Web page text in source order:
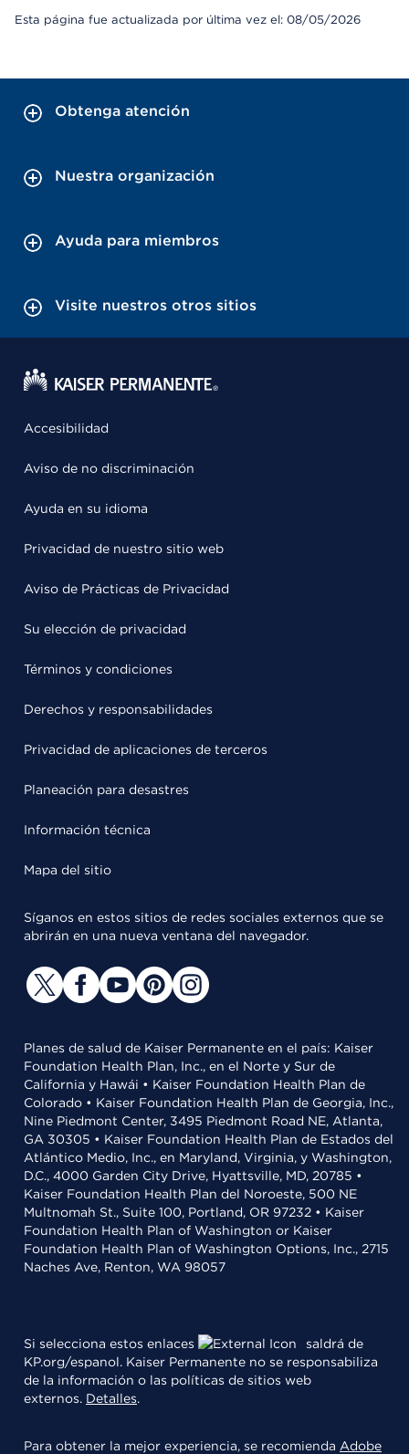
Esta página fue actualizada por última vez el: 08/05/2026
Obtenga atención
Nuestra organización
Ayuda para miembros
Visite nuestros otros sitios
Accesibilidad
Aviso de no discriminación
Ayuda en su idioma
Privacidad de nuestro sitio web
Aviso de Prácticas de Privacidad
Su elección de privacidad
Términos y condiciones
Derechos y responsabilidades
Privacidad de aplicaciones de terceros
Planeación para desastres
Información técnica
Mapa del sitio
Síganos en estos sitios de redes sociales externos que se
abrirán en una nueva ventana del navegador.
Planes de salud de Kaiser Permanente en el país: Kaiser
Foundation Health Plan, Inc., en el Norte y Sur de
California y Hawái • Kaiser Foundation Health Plan de
Colorado • Kaiser Foundation Health Plan de Georgia, Inc.,
Nine Piedmont Center, 3495 Piedmont Road NE, Atlanta,
GA 30305 • Kaiser Foundation Health Plan de Estados del
Atlántico Medio, Inc., en Maryland, Virginia, y Washington,
D.C., 4000 Garden City Drive, Hyattsville, MD, 20785 •
Kaiser Foundation Health Plan del Noroeste, 500 NE
Multnomah St., Suite 100, Portland, OR 97232 • Kaiser
Foundation Health Plan of Washington or Kaiser
Foundation Health Plan of Washington Options, Inc., 2715
Naches Ave, Renton, WA 98057
Si selecciona estos enlaces
saldrá de
KP.org/espanol. Kaiser Permanente no se responsabiliza
de la información o las políticas de sitios web
externos. Detalles.
Para obtener la mejor experiencia, se recomienda Adobe